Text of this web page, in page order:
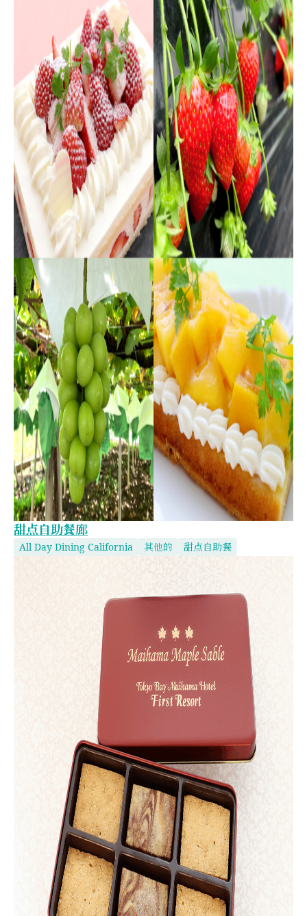
甜点自助餐廊
All Day Dining California 其他的 甜点自助餐